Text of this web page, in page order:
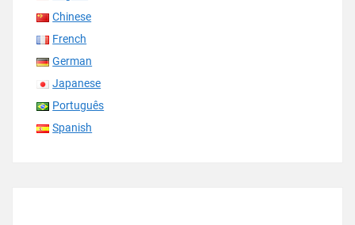
Chinese
French
German
Japanese
Português
Spanish